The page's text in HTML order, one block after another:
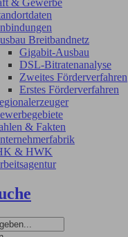
& Gewerbe
Breitbandnetz
Gigabit-Ausbau
DSL-Bitratenanalyse
Zweites Förderverfahren
Erstes Förderverfahren
& Fakten
& HWK